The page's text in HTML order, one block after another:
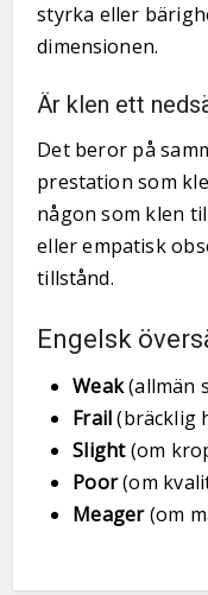
styrka eller
dimensionen.
Är klen ett
Det beror på
prestation som
någon som klen
eller empatisk
tillstånd.
Engelsk
Weak(allmän
Frail(bräcklig
Slight(om
Poor(om
Meager(om